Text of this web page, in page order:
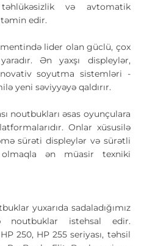
və avtomatik
edir.
lider olan güclü, çox
Ən yaxşı displeylər,
soyutma sistemləri -
yeni səviyyəyə qaldırır.
noutbukları əsas oyunçulara
Onlar xüsusilə
sürəti displeylər və sürətli
ən müasir texniki
yuxarıda sadaladığımız
noutbuklar istehsal edir.
250, HP 255 seriyası, təhsil